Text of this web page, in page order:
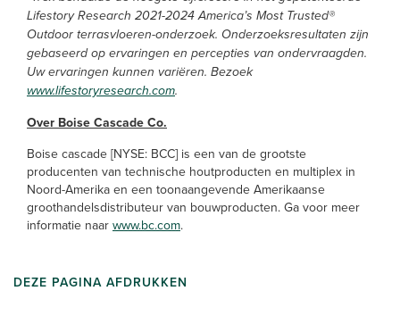
Lifestory Research 2021-2024 America’s Most Trusted®
Outdoor terrasvloeren-onderzoek. Onderzoeksresultaten zijn
gebaseerd op ervaringen en percepties van ondervraagden.
Uw ervaringen kunnen variëren. Bezoek
www.lifestoryresearch.com.
Over Boise Cascade Co.
Boise cascade [NYSE: BCC] is een van de grootste
producenten van technische houtproducten en multiplex in
Noord-Amerika en een toonaangevende Amerikaanse
groothandelsdistributeur van bouwproducten. Ga voor meer
informatie naar www.bc.com.
DEZE PAGINA AFDRUKKEN